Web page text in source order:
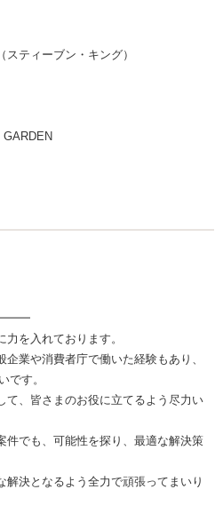
ティーブン・キング）
GARDEN
を入れております。
業や消費者庁で働いた経験もあり、
です。
て、皆さまのお役に立てるよう尽力い
件でも、可能性を探り、最適な解決策
決となるよう全力で頑張ってまいり